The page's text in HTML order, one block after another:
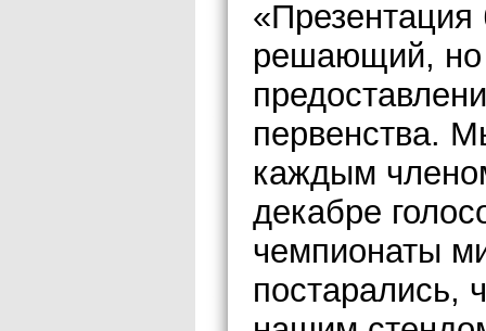
«Презентация
решающий, но
первенства.
каждым
декабре
чемпионаты
постарались,